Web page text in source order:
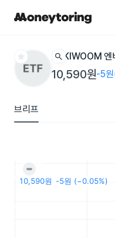
star search KIWOOM
10,590원-5
브리프